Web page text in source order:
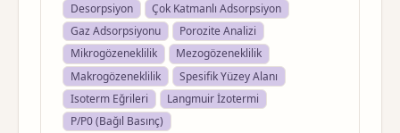
Desorpsiyon
Çok Katmanlı Adsorpsiyon
Gaz Adsorpsiyonu
Porozite Analizi
Mikrogözeneklilik
Mezogözeneklilik
Makrogözeneklilik
Spesifik Yüzey Alanı
Isoterm Eğrileri
Langmuir İzotermi
P/P0 (Bağıl Basınç)